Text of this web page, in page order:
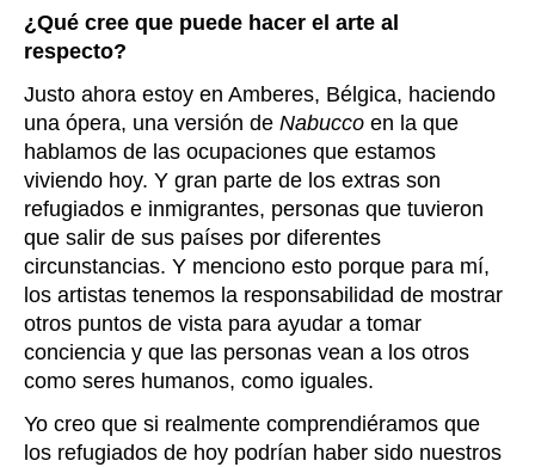
¿Qué cree que puede hacer el arte al
respecto?
Justo ahora estoy en Amberes, Bélgica, haciendo
una ópera, una versión de Nabucco en la que
hablamos de las ocupaciones que estamos
viviendo hoy. Y gran parte de los extras son
refugiados e inmigrantes, personas que tuvieron
que salir de sus países por diferentes
circunstancias. Y menciono esto porque para mí,
los artistas tenemos la responsabilidad de mostrar
otros puntos de vista para ayudar a tomar
conciencia y que las personas vean a los otros
como seres humanos, como iguales.
Yo creo que si realmente comprendiéramos que
los refugiados de hoy podrían haber sido nuestros